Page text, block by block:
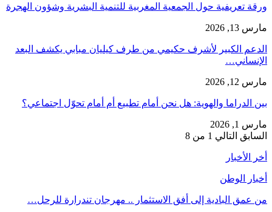
ورقة تعريفية حول الجمعية المغربية للتنمية البشرية وشؤون الهجرة
مارس 13, 2026
الدعم الكبير لأشرف حكيمي من طرف كيليان مبابي يكشف البعد
الإنساني…
مارس 12, 2026
بين الدراما والهوية: هل نحن أمام تطبيع أم أمام تحوّل اجتماعي؟
مارس 1, 2026
السابق التالي 1 من 8
أخر الأخبار
أخبار الوطن
من عمق البادية إلى أفق الاستثمار .. مهرجان تندرارة للرحل…